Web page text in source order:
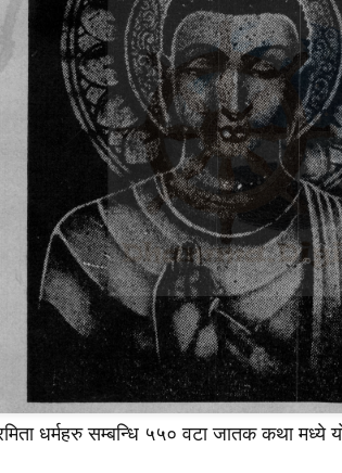
धर्महरु सम्बन्धि ५५० वटा जातक कथा